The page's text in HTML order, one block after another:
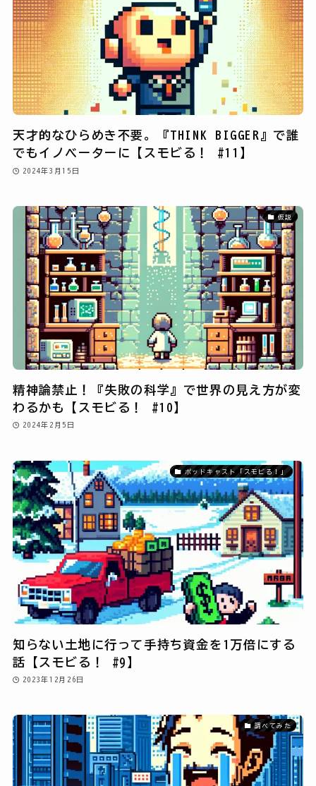
天才的なひらめき不要。『THINK BIGGER』で誰
でもイノベーターに【スモビる！ #11】
2024年3月15日
仮説
精神論禁止！『失敗の科学』で世界の見え方が変
わるかも【スモビる！ #10】
2024年2月5日
ポッドキャスト「スモビる！」
知らない土地に行って手持ち資金を1万倍にする
話【スモビる！ #9】
2023年12月26日
調べてみた